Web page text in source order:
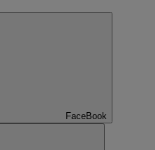
FaceBook